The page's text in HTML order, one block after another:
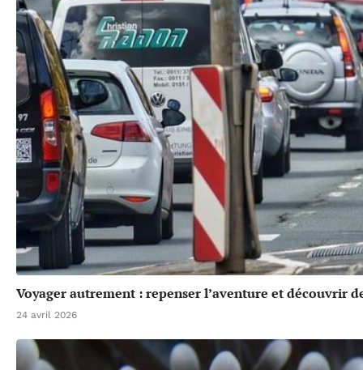
Voyager autrement : repenser l’aventure et découvrir
24 avril 2026